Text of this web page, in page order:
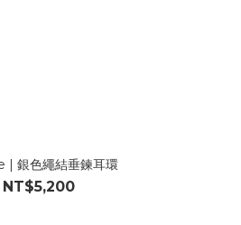
| 銀色繩結垂鍊耳環
NT$5,200